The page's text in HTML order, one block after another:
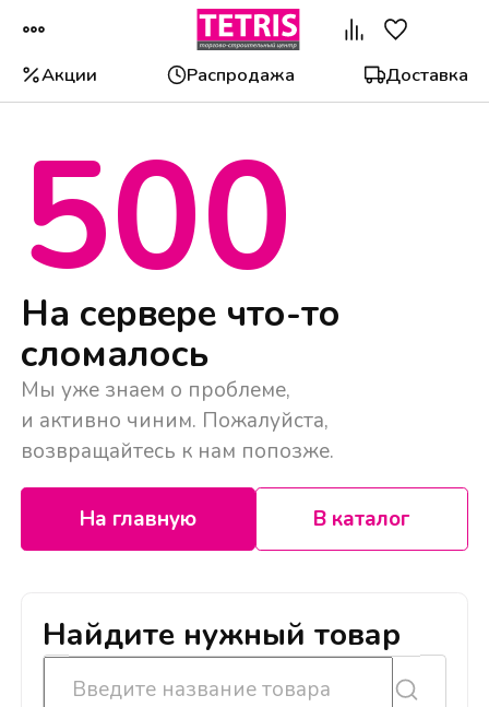
Акции Распродажа Доставка
500
На сервере что-то
сломалось
Мы уже знаем о проблеме,
и активно чиним. Пожалуйста,
возвращайтесь к нам попозже.
На главную В каталог
Найдите нужный товар